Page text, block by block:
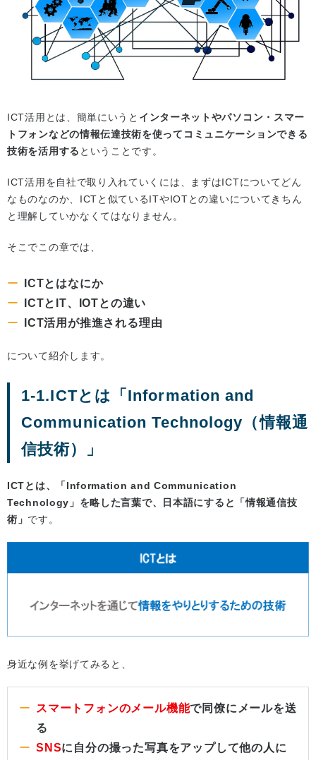
ICT活用とは、簡単にいうと インターネットやパソコン・スマー
トフォンなどの情報伝達技術を使ってコミュニケーションできる
技術を活用する ということです。
ICT活用を自社で取り入れていくには、まずはICTについてどん
なものなのか、ICTと似ているITやIOTとの違いについてきちん
と理解していかなくてはなりません。
そこでこの章では、
ICTとはなにか
ICTとIT、IOTとの違い
ICT活用が推進される理由
について紹介します。
1-1.ICTとは「Information and
Communication Technology（情報通
信技術）」
ICTとは、「Information and Communication
Technology」を略した言葉で、日本語にすると「情報通信技
術」 です。
身近な例を挙げてみると、
スマートフォンのメール機能で同僚にメールを送
る
SNSに自分の撮った写真をアップして他の人に